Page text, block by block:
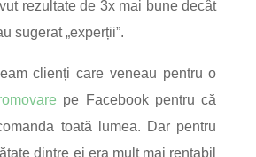
rezultate de 3x mai bune decât
sugerat „experții”.
clienți care veneau pentru o
pe Facebook pentru că
toată lumea. Dar pentru
dintre ei era mult mai rentabil